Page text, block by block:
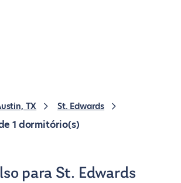
TX St. Edwards
1 dormitório(s)
para St. Edwards